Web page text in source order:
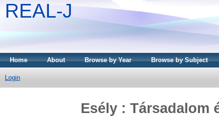
REAL-J
Home About Browse by Year Browse by Subject
Login
Esély :